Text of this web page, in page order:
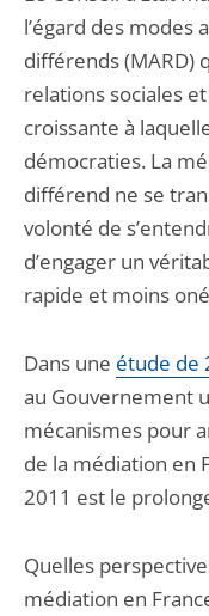
l’égard des
différends (MARD)
relations sociales
croissante à
démocraties. La
différend ne se
volonté de
d’engager un
rapide et moins
Dans une étude de
au Gouvernement
mécanismes pour
de la médiation en
2011 est le
Quelles
médiation en